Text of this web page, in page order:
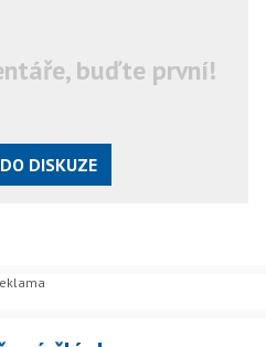
buďte první!
DISKUZE